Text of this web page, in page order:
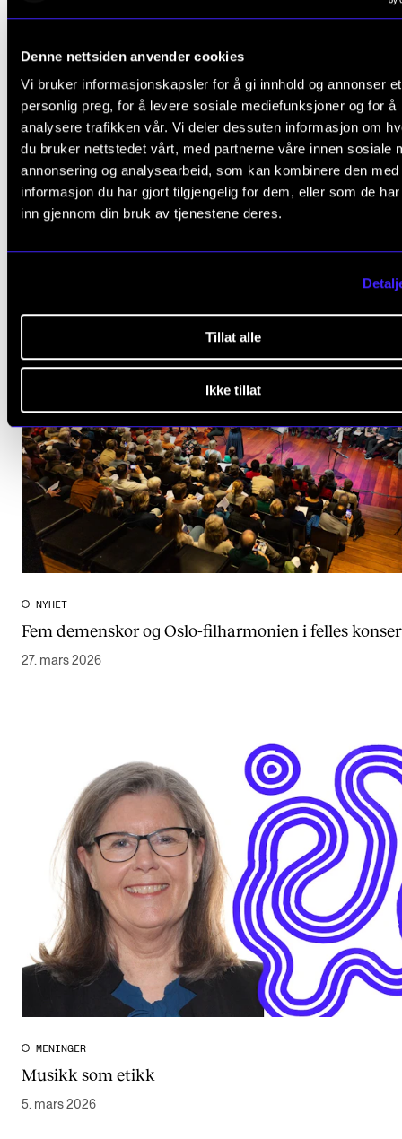
Denne nettsiden anvender cookies
Vi bruker informasjonskapsler for å gi innhold og annonser et
personlig preg, for å levere sosiale mediefunksjoner og for å
analysere trafikken vår. Vi deler dessuten informasjon om
du bruker nettstedet vårt, med partnerne våre innen sosiale
annonsering og analysearbeid, som kan kombinere den med
informasjon du har gjort tilgjengelig for dem, eller som de
inn gjennom din bruk av tjenestene deres.
Tillat alle
Ikke tillat
HISTORIE
NYHET
Fem demenskor og Oslo-filharmonien i felles
27. mars 2026
MENINGER
Musikk som etikk
5. mars 2026